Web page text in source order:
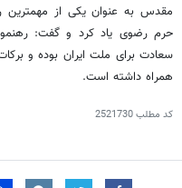
مقدس به عنوان یکی از مهمترین
حرم رضوی یاد کرد و گفت:
سعادت برای ملت ایران بوده و
همراه داشته است.
کد مطلب2521730